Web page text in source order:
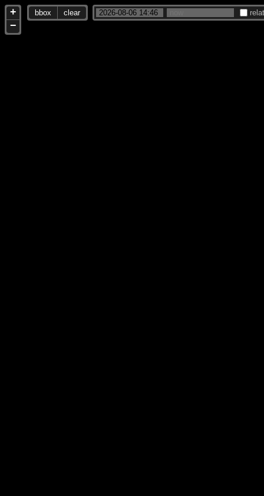
+
−
bbox clear